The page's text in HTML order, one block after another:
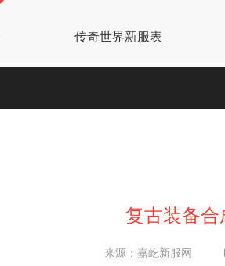
传奇世界新服表
复古装备
来源：嘉屹新服网